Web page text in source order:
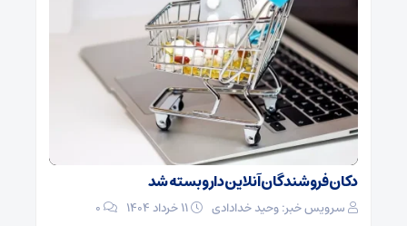
دکان فروشندگان آنلاین دارو بسته شد
سرویس خبر: وحید خدادادی 0